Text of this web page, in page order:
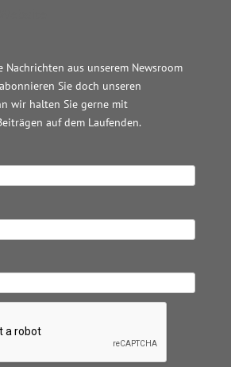
Nachrichten aus unserem Newsroom
Sie doch unseren
wir halten Sie gerne mit
auf dem Laufenden.